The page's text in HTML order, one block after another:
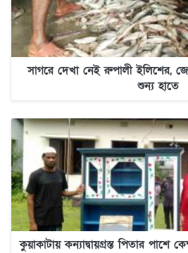
সাগরে দেখা নেই রুপালী ইলিশের,
শুন্য হাতে
কুয়াকাটায় কন্যাদ্বায়গ্রস্ত পিতার পাশে